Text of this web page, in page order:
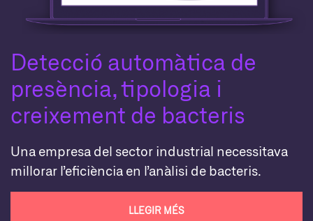
Detecció automàtica de
presència, tipologia i
creixement de bacteris
Una empresa del sector industrial necessitava
millorar l’eficiència en l’anàlisi de bacteris.
LLEGIR MÉS